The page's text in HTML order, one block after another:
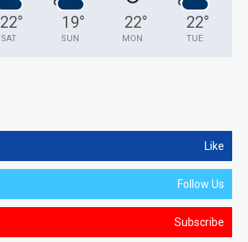
22°
SAT
19°
SUN
22°
MON
22°
TUE
Like
Follow Us
Subscribe